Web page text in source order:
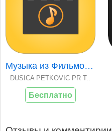
Музыка из Фильмов ..
DUSICA PETKOVIC PR T..
Бесплатно